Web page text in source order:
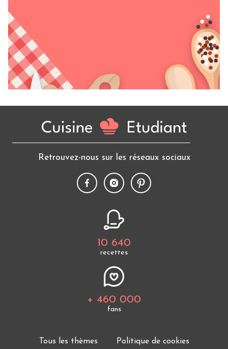
Retrouvez-nous sur les réseaux sociaux
10 640
recettes
+ 460 000
fans
Tous les thèmes Politique de cookies